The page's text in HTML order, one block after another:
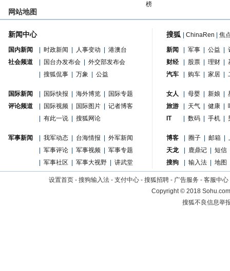
榜
网站地图
新闻中心
国内新闻 时政新闻 人事变动
港澳台
国台办发布会 外交部发布会
社会频道
搜狐侃事 万象 公益
国际新闻 国际快报 海外博览
国际专题
国际视频 国际图片 记者博客
评论频道
有此一说 搜狐网论
军事新闻 我军动态 台海情报
外军新闻
军事评论 军事视频
军事专题
军事社区 军事大视野 讲武堂
搜狐 ChinaRen 焦
新闻 军事 公益
财经
股票 理财
汽车
购车 家居
女人 母婴 新娘
旅游
天气 健康
IT
数码 手机
博客 圈子 邮箱
天龙
鹿鼎记
短信
搜狗
输入法 地图
设置首页 - 搜狗输入法 - 支付中心 - 搜狐招聘 - 广告服务 - 客服中心
Copyright©2018
搜狐不良信息举